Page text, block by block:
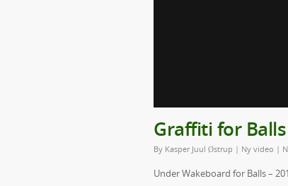
Graffiti for Balls
By Kasper Juul Østrup | Ny video |
Under Wakeboard for Balls –